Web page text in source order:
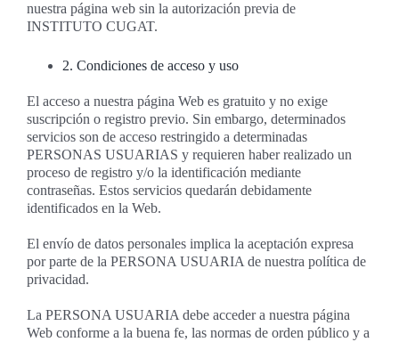
nuestra página web sin la autorización previa de
INSTITUTO CUGAT.
2. Condiciones de acceso y uso
El acceso a nuestra página Web es gratuito y no exige
suscripción o registro previo. Sin embargo, determinados
servicios son de acceso restringido a determinadas
PERSONAS USUARIAS y requieren haber realizado un
proceso de registro y/o la identificación mediante
contraseñas. Estos servicios quedarán debidamente
identificados en la Web.
El envío de datos personales implica la aceptación expresa
por parte de la PERSONA USUARIA de nuestra política de
privacidad.
La PERSONA USUARIA debe acceder a nuestra página
Web conforme a la buena fe, las normas de orden público y a